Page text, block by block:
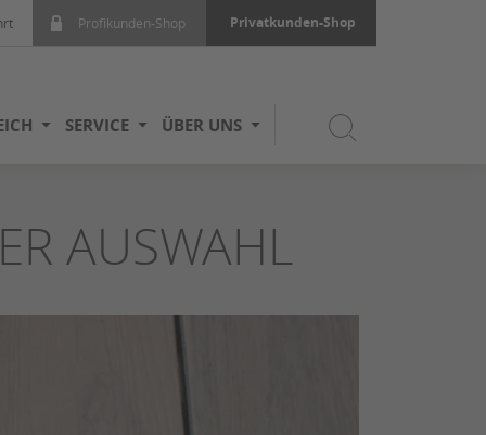
Profikunden-Shop Privatkunden-Shop
SERVICE ÜBER UNS
AUSWAHL